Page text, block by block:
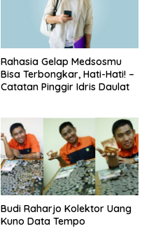
Rahasia Gelap Medsosmu
Bisa Terbongkar, Hati-Hati! –
Catatan Pinggir Idris Daulat
Budi Raharjo Kolektor Uang
Kuno Data Tempo